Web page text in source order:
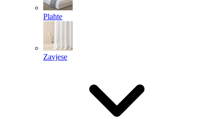
Plahte
Zavjese